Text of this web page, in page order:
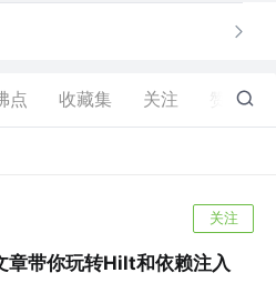
点 收藏集 关注 5
关注
带你玩转Hilt和依赖注入